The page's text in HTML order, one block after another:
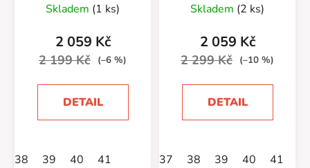
hodnocení
produktu
je
z
5
Skladem (1 ks)
2 059 Kč
2 199 Kč (–6 %)
DETAIL
38 39 40 41
hodnocení
produktu
je
z
5
Skladem (2 ks)
2 059 Kč
2 299 Kč (–10 %)
DETAIL
37 38 39 40 41